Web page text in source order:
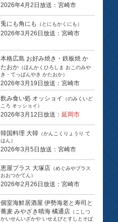
2026年4月2日放送：宮崎市
兎にも角にも （とにもかくにも）
2026年3月26日放送：宮崎市
本格広島 お好み焼き・鉄板焼 か
たおか （ほんかくひろしま おこのみや
き・てっぱんやき かたおか）
2026年3月19日放送：宮崎市
飲み食い処 オッショイ
（のみくいど
ころ オッショイ）
2026年3月12日放送： 延岡市
韓国料理 大韓 （かんこくりょうり て
はん）
2026年3月5日放送：宮崎市
恵屋プラス 大塚店 （めぐみやプラス
おおつかてん）
2026年2月26日放送：宮崎市
個室海鮮居酒屋 伊勢海老と寿司と
蕎麦 みやざき晴海 橘通店 （こしつ
かいせんいざかや いせえびとすしとそば